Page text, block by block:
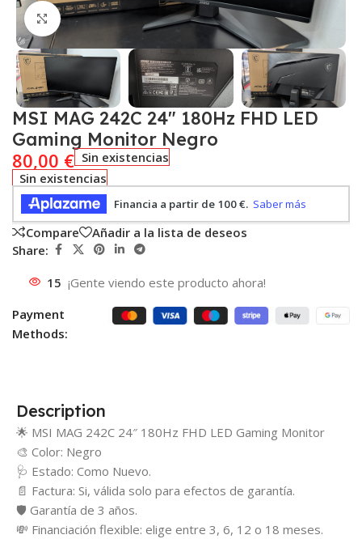
Click to enlarge
MSI MAG 242C 24″ 180Hz FHD LED
Gaming Monitor Negro
80,00 € Sin existencias
Sin existencias
Compare
Añadir a la lista de deseos
Share:
15 ¡Gente viendo este producto ahora!
Payment
Methods:
Description
🌟 MSI MAG 242C 24″ 180Hz FHD LED Gaming Monitor
🎨 Color: Negro
🩺 Estado: Como Nuevo.
📄 Factura: Si, válida solo para efectos de garantía.
🛡️ Garantía de 3 años.
💸 Financiación flexible: elige entre 3, 6, 12 o 18 meses.